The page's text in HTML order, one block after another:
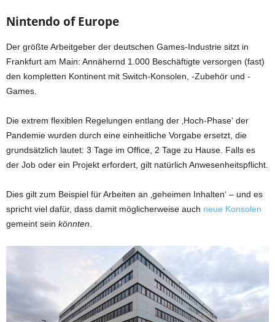
Nintendo of Europe
Der größte Arbeitgeber der deutschen Games-Industrie sitzt in
Frankfurt am Main: Annähernd 1.000 Beschäftigte versorgen (fast)
den kompletten Kontinent mit Switch-Konsolen, -Zubehör und -
Games.
Die extrem flexiblen Regelungen entlang der ‚Hoch-Phase‘ der
Pandemie wurden durch eine einheitliche Vorgabe ersetzt, die
grundsätzlich lautet: 3 Tage im Office, 2 Tage zu Hause. Falls es
der Job oder ein Projekt erfordert, gilt natürlich Anwesenheitspflicht.
Dies gilt zum Beispiel für Arbeiten an ‚geheimen Inhalten‘ – und es
spricht viel dafür, dass damit möglicherweise auch neue Konsolen
gemeint sein könnten.